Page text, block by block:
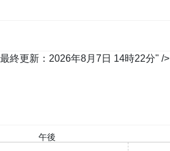
終更新：2026年8月7日 14時22分" />
午後